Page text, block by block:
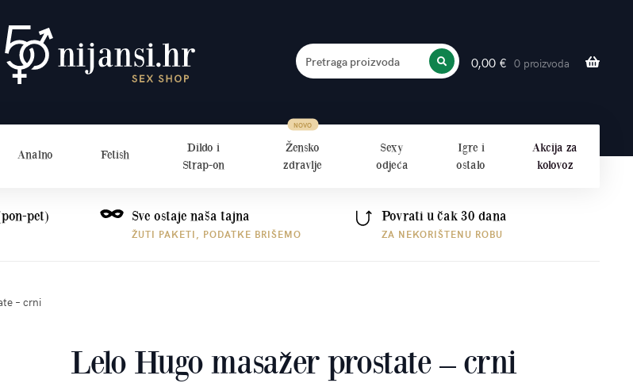
0,00 € 0 proizvoda
Pretraga proizvoda
PRETRAŽITE
Analno Fetish
Dildo i
Strap-on
Žensko
zdravlje
Sexy
odjeća
Igre i
ostalo
Akcija za
kolovoz
pet) Sve ostaje naša tajna
ŽUTI PAKETI, PODATKE BRIŠEMO
Povrati u čak 30 dana
ZA NEKORIŠTENU ROBU
– crni
Lelo Hugo masažer prostate – crni